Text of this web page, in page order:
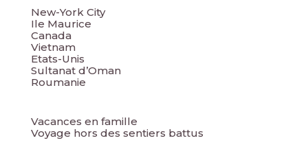
New-York City
Ile Maurice
Canada
Vietnam
Etats-Unis
Sultanat d’Oman
Roumanie
Vacances en famille
Voyage hors des sentiers battus